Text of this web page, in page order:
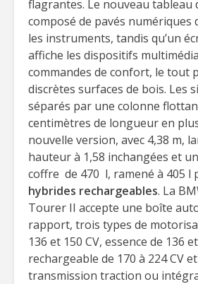
flagrantes. Le nouveau tableau
composé de pavés numériques
les instruments, tandis qu’un
affiche les dispositifs
commandes de confort, le tout
discrètes surfaces de bois. Les
séparés par une colonne
centimètres de longueur en
nouvelle version, avec 4,38 m,
hauteur à 1,58 inchangées et
coffre de 470 l, ramené à 405 l
hybrides rechargeables. La
Tourer II accepte une boîte
rapport, trois types de
136 et 150 CV, essence de 136
rechargeable de 170 à 224 CV
transmission traction ou